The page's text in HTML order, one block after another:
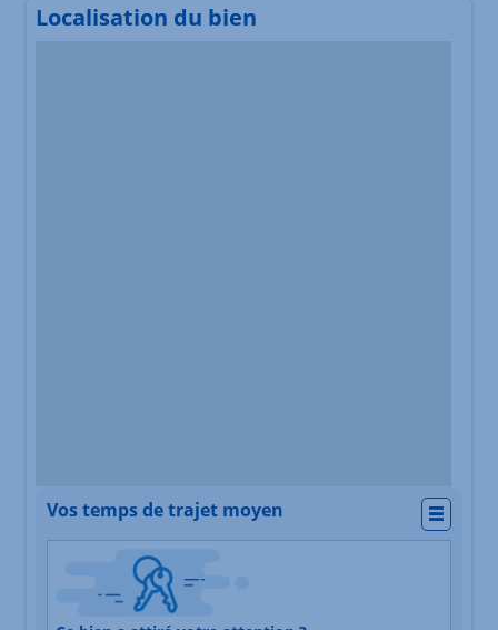
Localisation du bien
Vos temps de trajet moyen
Nature du lieu